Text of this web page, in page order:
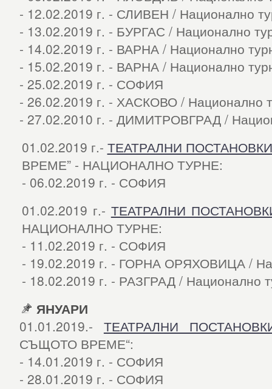
- 12.02.2019 г. - СЛИВЕН / Национално
- 13.02.2019 г. - БУРГАС / Национално
- 14.02.2019 г. - ВАРНА / Национално
- 15.02.2019 г. - ВАРНА / Национално
- 25.02.2019 г. - СОФИЯ
- 26.02.2019 г. - ХАСКОВО / Национално
- 27.02.2010 г. - ДИМИТРОВГРАД /
01.02.2019 г.- ТЕАТРАЛНИ ПОСТАНОВКИ
ВРЕМЕ” - НАЦИОНАЛНО ТУРНЕ:
- 06.02.2019 г. - СОФИЯ
01.02.2019 г.- ТЕАТРАЛНИ
НАЦИОНАЛНО ТУРНЕ:
- 11.02.2019 г. - СОФИЯ
- 19.02.2019 г. - ГОРНА ОРЯХОВИЦА /
- 18.02.2019 г. - РАЗГРАД / Национално
ЯНУАРИ
01.01.2019.- ТЕАТРАЛНИ
СЪЩОТО ВРЕМЕ“:
- 14.01.2019 г. - СОФИЯ
- 28.01.2019 г. - СОФИЯ